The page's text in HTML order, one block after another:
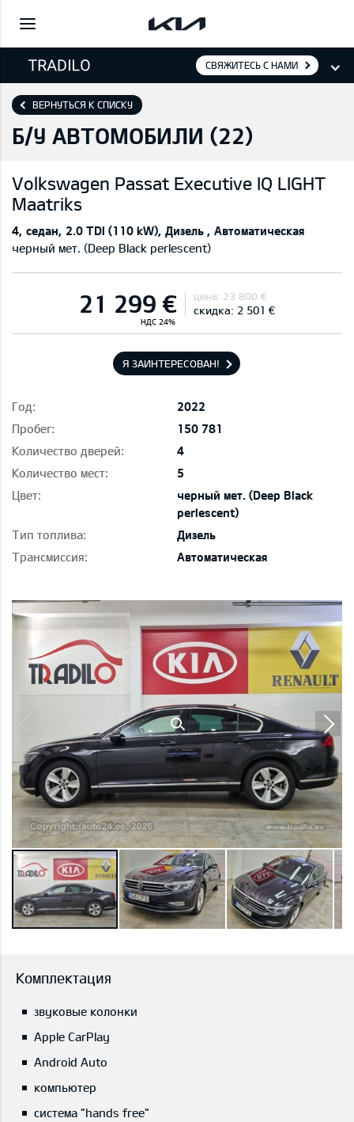
СВЯЖИТЕСЬ С НАМИ
ВЕРНУТЬСЯ К СПИСКУ
Б/У АВТОМОБИЛИ (22)
Volkswagen Passat Executive IQ LIGHT
Maatriks
4 седан 2.0 TDI (110 kW) Дизель
Автоматическая
черный мет. (Deep Black perlescent)
21 299 €
НДС 24%
цена: 23 800 €
скидка: 2 501 €
Я ЗАИНТЕРЕСОВАН!
Год:
2022
Пробег:
150 781
Количество дверей:
4
Количество мест:
5
Цвет:
черный мет. (Deep Black
perlescent)
Тип топлива:
Дизель
Трансмиссия:
Автоматическая
Комплектация
звуковые колонки
Apple CarPlay
Android Auto
компьютер
система "hands free"